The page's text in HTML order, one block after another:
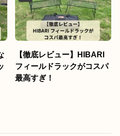
【徹底レビュー】HIBARI
フィールドラックがコスパ
最高すぎ！